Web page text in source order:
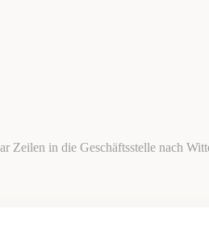
Zeilen in die Geschäftsstelle nach